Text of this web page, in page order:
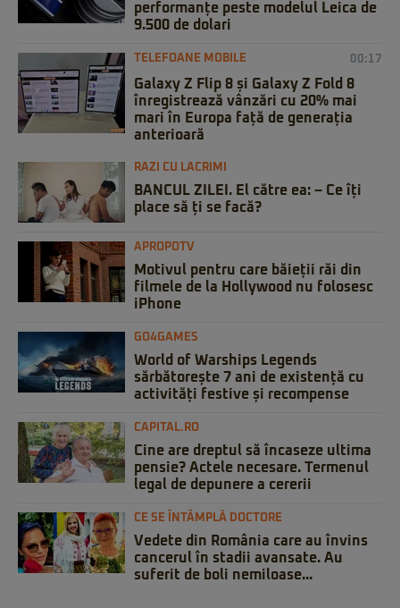
performanțe peste modelul Leica de
9.500 de dolari
TELEFOANE MOBILE 00:17
Galaxy Z Flip 8 și Galaxy Z Fold 8
înregistrează vânzări cu 20% mai
mari în Europa față de generația
anterioară
RAZI CU LACRIMI
BANCUL ZILEI. El către ea: – Ce îți
place să ți se facă?
APROPOTV
Motivul pentru care băieții răi din
filmele de la Hollywood nu folosesc
iPhone
GO4GAMES
World of Warships Legends
sărbătorește 7 ani de existență cu
activități festive și recompense
CAPITAL.RO
Cine are dreptul să încaseze ultima
pensie? Actele necesare. Termenul
legal de depunere a cererii
CE SE ÎNTÂMPLĂ DOCTORE
Vedete din România care au învins
cancerul în stadii avansate. Au
suferit de boli nemiloase...